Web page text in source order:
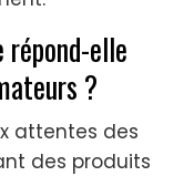
elle
?
attentes des
des produits